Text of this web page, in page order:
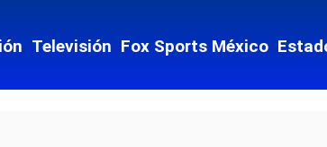
Televisión Fox Sports México